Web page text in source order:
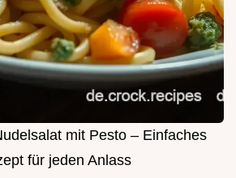
mit Pesto – Einfaches
für jeden Anlass